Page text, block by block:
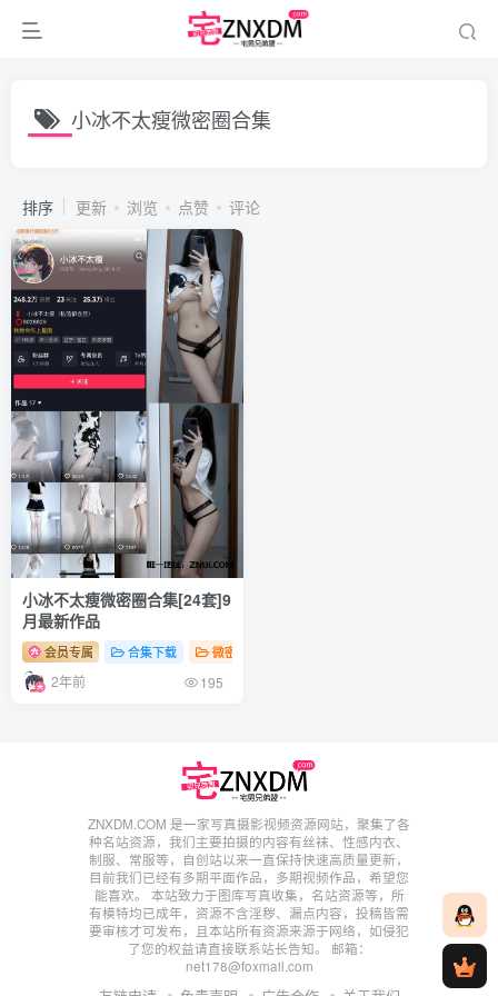
小冰不太瘦微密圈合集
排序 更新 浏览 点赞 评论
小冰不太瘦微密圈合集[24套]9
月最新作品
会员专属 合集下载 微密圈
2年前 195
ZNXDM.COM 是一家写真摄影视频资源网站，聚集了各
种名站资源，我们主要拍摄的内容有丝袜、性感内衣、
制服、常服等，自创站以来一直保持快速高质量更新，
目前我们已经有多期平面作品，多期视频作品，希望您
能喜欢。 本站致力于图库写真收集，名站资源等，所
有模特均已成年，资源不含淫秽、漏点内容，投稿皆需
要审核才可发布，且本站所有资源来源于网络，如侵犯
了您的权益请直接联系站长告知。 邮箱：
net178@foxmail.com